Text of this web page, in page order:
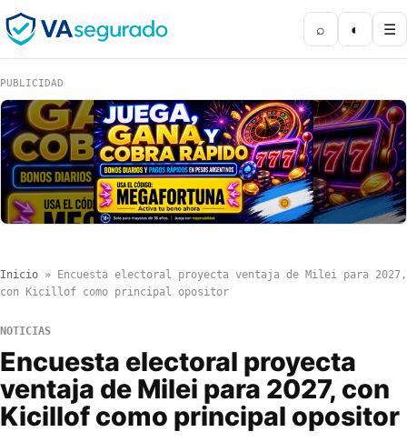
⌕ ◐ ☰
PUBLICIDAD
Inicio »
Encuesta electoral proyecta ventaja de Milei para 2027,
con Kicillof como principal opositor
NOTICIAS
Encuesta electoral proyecta
ventaja de Milei para 2027, con
Kicillof como principal opositor